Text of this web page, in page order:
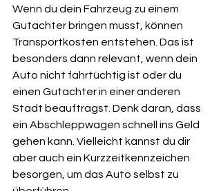
Wenn du dein Fahrzeug zu einem
Gutachter bringen musst, können
Transportkosten entstehen. Das ist
besonders dann relevant, wenn dein
Auto nicht fahrtüchtig ist oder du
einen Gutachter in einer anderen
Stadt beauftragst. Denk daran, dass
ein Abschleppwagen schnell ins Geld
gehen kann. Vielleicht kannst du dir
aber auch ein Kurzzeitkennzeichen
besorgen, um das Auto selbst zu